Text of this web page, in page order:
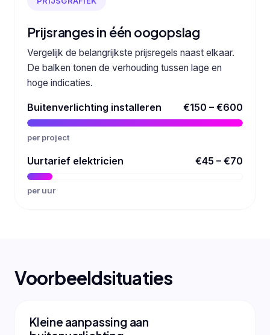
Prijsranges in één oogopslag
Vergelijk de belangrijkste prijsregels naast elkaar.
De balken tonen de verhouding tussen lage en
hoge indicaties.
Buitenverlichting installeren €150 – €600
per project
Uurtarief elektricien €45 – €70
per uur
Voorbeeldsituaties
Kleine aanpassing aan